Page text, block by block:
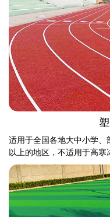
适用于全国各地大中小学
以上的地区，不适用于高寒